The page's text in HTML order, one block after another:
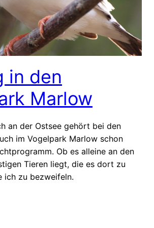
in den
Marlow
an der Ostsee gehört bei den
im Vogelpark Marlow schon
Ob es alleine an den
Tieren liegt, die es dort zu
ich zu bezweifeln.